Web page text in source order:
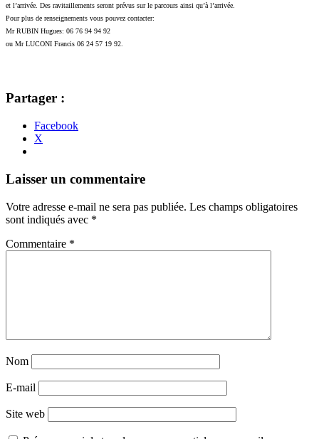
et l’arrivée. Des ravitaillements seront prévus sur le parcours ainsi qu’à l’arrivée.
Pour plus de renseignements vous pouvez contacter:
Mr RUBIN Hugues: 06 76 94 94 92
ou Mr LUCONI Francis 06 24 57 19 92.
Partager :
Facebook
X
Navigation
articles
←
→
Laisser un commentaire
Votre adresse e-mail ne sera pas publiée. Les champs obligatoires
sont indiqués avec *
Commentaire *
Nom
E-mail
Site web